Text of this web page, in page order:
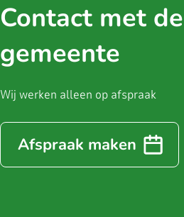
Contact met de
gemeente
Wij werken alleen op afspraak
Afspraak maken